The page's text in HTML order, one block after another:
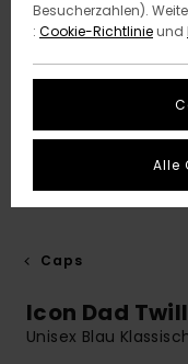
Caps
Icon Dad Twill
Unisex Blau
Besucherzahlen).
: Cookie-Richtlinieund
Alle